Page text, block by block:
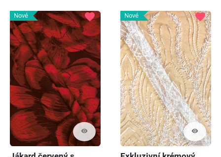
Nové
visibility
favorite Nové
visibility
favorite